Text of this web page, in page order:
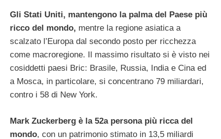
Gli Stati Uniti, mantengono la palma del Paese più
ricco del mondo, mentre la regione asiatica a
scalzato l’Europa dal secondo posto per ricchezza
come macroregione. Il massimo risultato si è visto nei
cosiddetti paesi Bric: Brasile, Russia, India e Cina ed
a Mosca, in particolare, si concentrano 79 miliardari,
contro i 58 di New York.
Mark Zuckerberg è la 52a persona più ricca del
mondo, con un patrimonio stimato in 13,5 miliardi